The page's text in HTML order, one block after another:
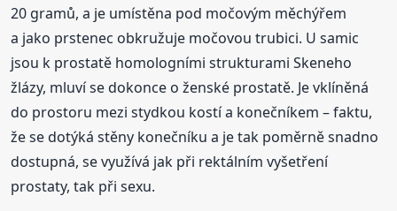
20 gramů, a je umístěna pod močovým měchýřem
a jako prstenec obkružuje močovou trubici. U samic
jsou k prostatě homologními strukturami Skeneho
žlázy, mluví se dokonce o ženské prostatě. Je vklíněná
do prostoru mezi stydkou kostí a konečníkem – faktu,
že se dotýká stěny konečníku a je tak poměrně snadno
dostupná, se využívá jak při rektálním vyšetření
prostaty, tak při sexu.